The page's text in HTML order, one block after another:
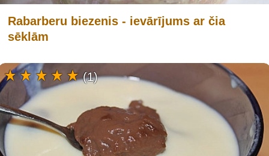
Rabarberu biezenis - ievārījums ar čia
sēklām
(1)